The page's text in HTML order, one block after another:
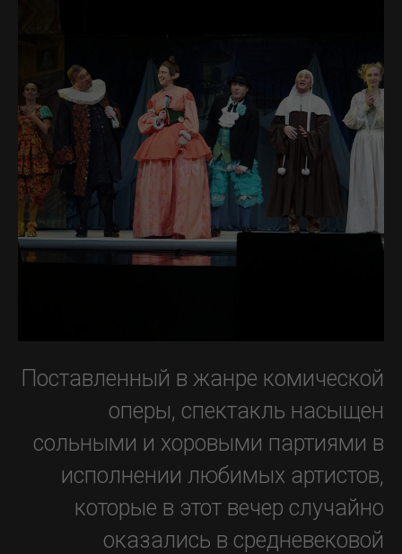
Поставленный в жанре комической
оперы, спектакль насыщен
сольными и хоровыми партиями в
исполнении любимых артистов,
которые в этот вечер случайно
оказались в средневековой